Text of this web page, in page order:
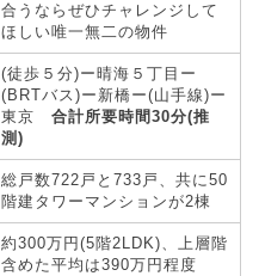
合うならぜひチャレンジして
ほしい唯一無二の物件
(徒歩５分)ー晴海５丁目ー
(BRTバス)ー新橋ー(山手線)ー
東京 合計所要時間30分(推
測)
総戸数722戸と733戸、共に50
階建タワーマンションが2棟
約300万円(5階2LDK)、上層階
含めた平均は390万円程度